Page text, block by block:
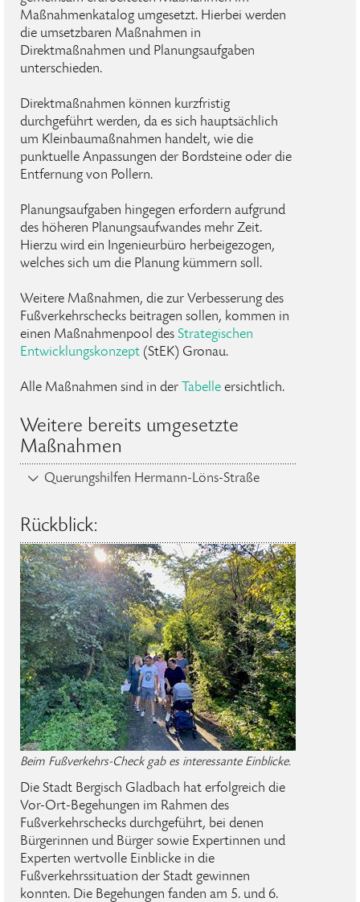
Maßnahmenkatalog umgesetzt. Hierbei werden
die umsetzbaren Maßnahmen in
Direktmaßnahmen und Planungsaufgaben
unterschieden.
Direktmaßnahmen können kurzfristig
durchgeführt werden, da es sich hauptsächlich
um Kleinbaumaßnahmen handelt, wie die
punktuelle Anpassungen der Bordsteine oder die
Entfernung von Pollern.
Planungsaufgaben hingegen erfordern aufgrund
des höheren Planungsaufwandes mehr Zeit.
Hierzu wird ein Ingenieurbüro herbeigezogen,
welches sich um die Planung kümmern soll.
Weitere Maßnahmen, die zur Verbesserung des
Fußverkehrschecks beitragen sollen, kommen in
einen Maßnahmenpool des Strategischen
Entwicklungskonzept (StEK) Gronau.
Alle Maßnahmen sind in der Tabelle ersichtlich.
Weitere bereits umgesetzte
Maßnahmen
Querungshilfen Hermann-Löns-Straße
Rückblick:
Beim Fußverkehrs-Check gab es interessante Einblicke.
Die Stadt Bergisch Gladbach hat erfolgreich die
Vor-Ort-Begehungen im Rahmen des
Fußverkehrschecks durchgeführt, bei denen
Bürgerinnen und Bürger sowie Expertinnen und
Experten wertvolle Einblicke in die
Fußverkehrssituation der Stadt gewinnen
konnten. Die Begehungen fanden am 5. und 6.